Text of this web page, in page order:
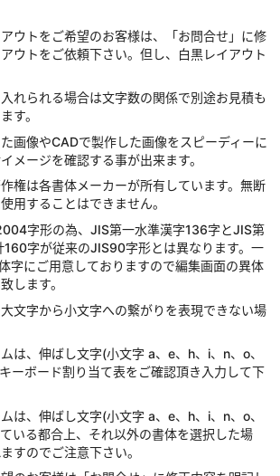
ウトをご希望のお客様は、「お問合せ」に修
ウトをご依頼下さい。但し、白黒レイアウト
れられる場合は文字数の関係で別途お見積も
す。
画像やCADで製作した画像をスピーディーに
メージを確認する事が出来ます。
権は各書体メーカーが所有しています。無断
用することはできません。
字形の為、JIS第一水準漢字136字とJIS第
160字が従来のJIS90字形とは異なります。一
字にご用意しておりますので編集画面の異体
します。
文字から小文字への繋がりを表現できない場
は、伸ばし文字(小文字 a、e、h、i、n、o、
ーボード割り当て表をご確認頂き入力して下
は、伸ばし文字(小文字 a、e、h、i、n、o、
いる都合上、それ以外の書体を選択した場
すのでご注意下さい。